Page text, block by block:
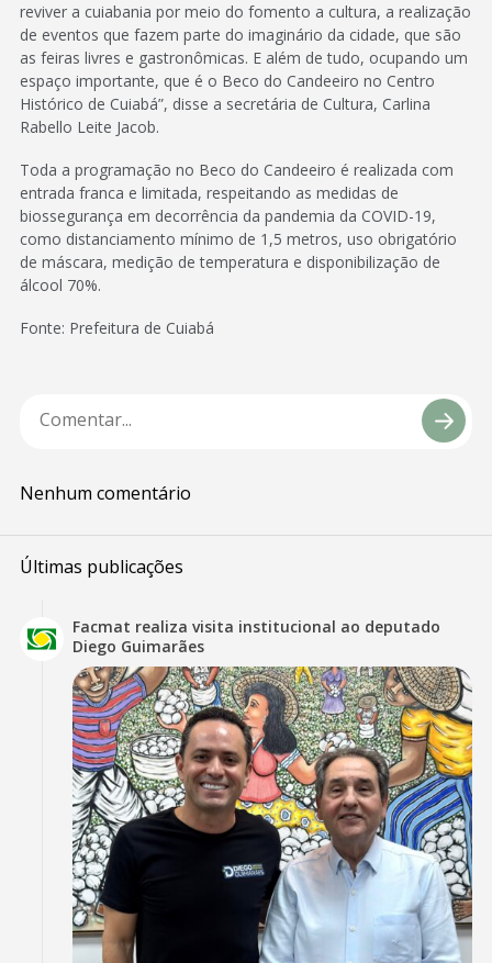
reviver a cuiabania por meio do fomento a cultura, a realização
de eventos que fazem parte do imaginário da cidade, que são
as feiras livres e gastronômicas. E além de tudo, ocupando um
espaço importante, que é o Beco do Candeeiro no Centro
Histórico de Cuiabá”, disse a secretária de Cultura, Carlina
Rabello Leite Jacob.
Toda a programação no Beco do Candeeiro é realizada com
entrada franca e limitada, respeitando as medidas de
biossegurança em decorrência da pandemia da COVID-19,
como distanciamento mínimo de 1,5 metros, uso obrigatório
de máscara, medição de temperatura e disponibilização de
álcool 70%.
Fonte: Prefeitura de Cuiabá
Nenhum comentário
Últimas publicações
Facmat realiza visita institucional ao deputado
Diego Guimarães